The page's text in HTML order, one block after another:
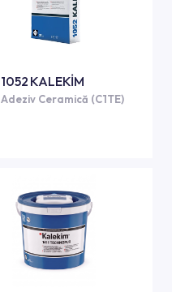
1052 KALEKİM
Adeziv Ceramică (C1TE)